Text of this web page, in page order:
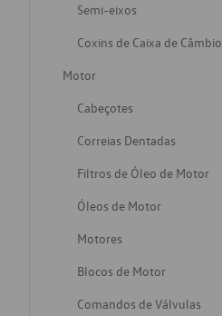
Semi-eixos
Coxins de Caixa de Câmbio
Motor
Cabeçotes
Correias Dentadas
Filtros de Óleo de Motor
Óleos de Motor
Motores
Blocos de Motor
Comandos de Válvulas